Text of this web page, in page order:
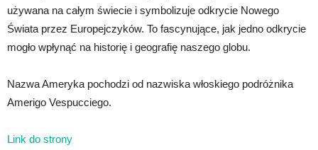
używana na całym świecie i symbolizuje odkrycie Nowego
Świata przez Europejczyków. To fascynujące, jak jedno odkrycie
mogło wpłynąć na historię i geografię naszego globu.
Nazwa Ameryka pochodzi od nazwiska włoskiego podróżnika
Amerigo Vespucciego.
Link do strony